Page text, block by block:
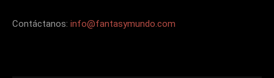
Contáctanos: info@fantasymundo.com